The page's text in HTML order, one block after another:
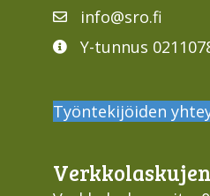
info@sro.fi
Y-tunnus
Työntekijöiden